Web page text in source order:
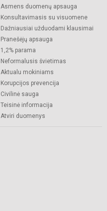
Asmens duomenų apsauga
Konsultavimasis su visuomene
Dažniausiai užduodami klausimai
Pranešėjų apsauga
1,2% parama
Neformalusis švietimas
Aktualu mokiniams
Korupcijos prevencija
Civilinė sauga
Teisinė informacija
Atviri duomenys